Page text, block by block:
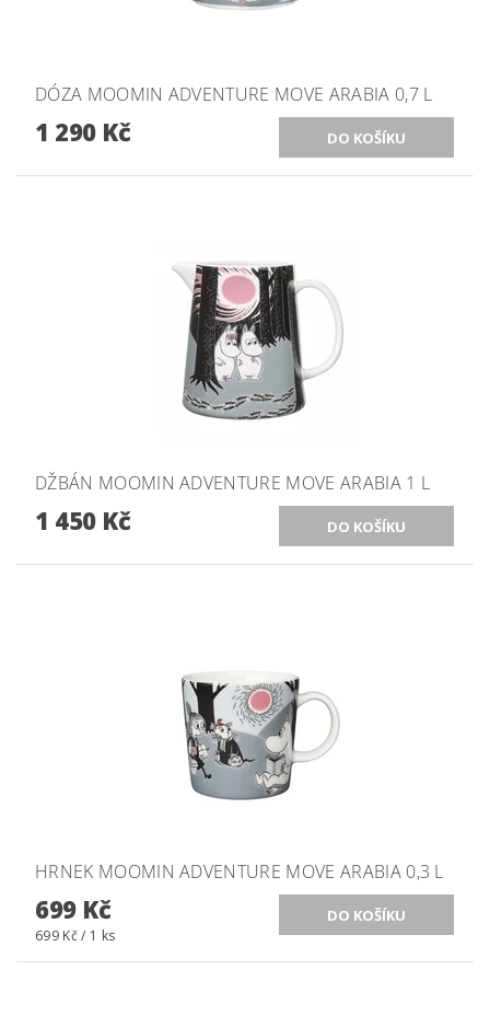
DÓZA MOOMIN ADVENTURE MOVE ARABIA 0,7 L
1 290 Kč
DŽBÁN MOOMIN ADVENTURE MOVE ARABIA 1 L
1 450 Kč
HRNEK MOOMIN ADVENTURE MOVE ARABIA 0,3 L
699 Kč
699 Kč / 1 ks